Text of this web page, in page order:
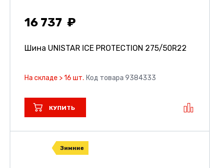
16 737
Шина UNISTAR ICE PROTECTION 275/50R22
На складе > 16 шт. Код товара 9384333
КУПИТЬ
Зимние